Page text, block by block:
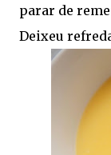
parar de
Deixeu